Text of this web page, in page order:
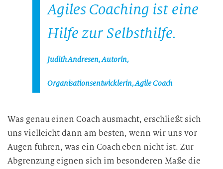
Agiles Coaching ist eine
Hilfe zur Selbsthilfe.
Judith Andresen, Autorin,
Organisationsentwicklerin, Agile Coach
Was genau einen Coach ausmacht, erschließt sich
uns vielleicht dann am besten, wenn wir uns vor
Augen führen, was ein Coach eben nicht ist. Zur
Abgrenzung eignen sich im besonderen Maße die